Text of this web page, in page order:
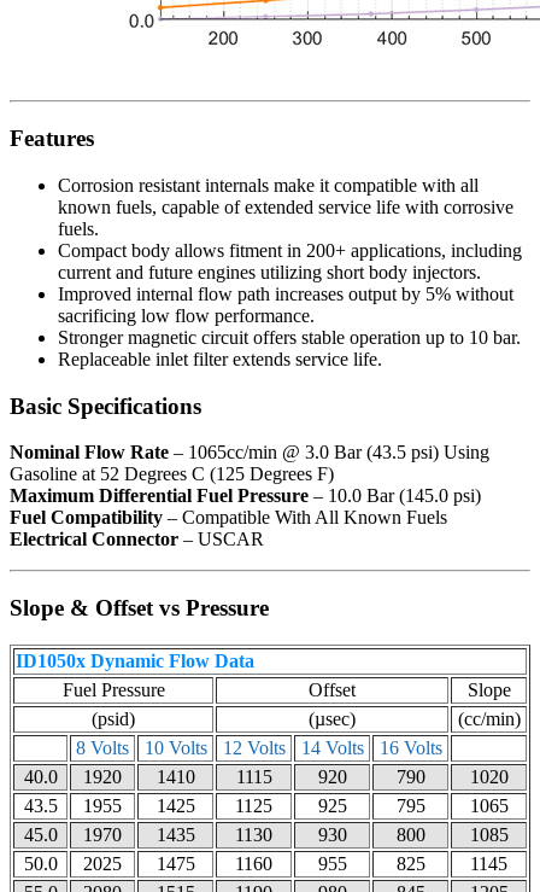
Features
Corrosion resistant internals make it compatible with all
known fuels, capable of extended service life with corrosive
fuels.
Compact body allows fitment in 200+ applications, including
current and future engines utilizing short body injectors.
Improved internal flow path increases output by 5% without
sacrificing low flow performance.
Stronger magnetic circuit offers stable operation up to 10 bar.
Replaceable inlet filter extends service life.
Basic Specifications
Nominal Flow Rate – 1065cc/min @ 3.0 Bar (43.5 psi) Using
Gasoline at 52 Degrees C (125 Degrees F)
Maximum Differential Fuel Pressure – 10.0 Bar (145.0 psi)
Fuel Compatibility – Compatible With All Known Fuels
Electrical Connector – USCAR
Slope & Offset vs Pressure
ID1050x Dynamic Flow Data
Fuel Pressure
Offset
Slope
(psid)
(µsec)
(cc/min)
8 Volts
10 Volts 12 Volts 14 Volts
16 Volts
40.0
1920 1410 1115 920 790
1020
43.5
1955 1425 1125 925 795
1065
45.0
1970 1435 1130 930 800
1085
50.0
2025 1475 1160 955 825
1145